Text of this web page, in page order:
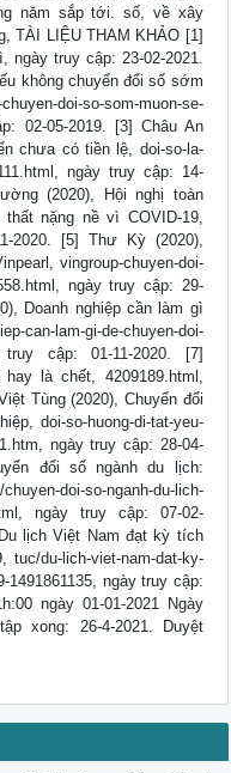
năm sắp tới. số, về xây
TÀI LIỆU THAM KHẢO [1]
ngày truy cập: 23-02-2021.
không chuyển đổi số sớm
doi-so-som-muon-se-
02-05-2019. [3] Châu An
chưa có tiền lệ, doi-so-la-
ngày truy cập: 14-
(2020), Hội nghị toàn
nặng nề vì COVID-19,
2020. [5] Thư Kỳ (2020),
vingroup-chuyen-doi-
ngày truy cập: 29-
Doanh nghiệp cần làm gì
can-lam-gi-de-chuyen-doi-
truy cập: 01-11-2020. [7]
là chết, 4209189.html,
Tùng (2020), Chuyển đổi
doi-so-huong-di-tat-yeu-
ngày truy cập: 28-04-
đổi số ngành du lịch:
doi-so-nganh-du-lich-
ngày truy cập: 07-02-
lịch Việt Nam đạt kỳ tích
tuc/du-lich-viet-nam-dat-ky-
1491861135, ngày truy cập:
ngày 01-01-2021 Ngày
xong: 26-4-2021. Duyệt